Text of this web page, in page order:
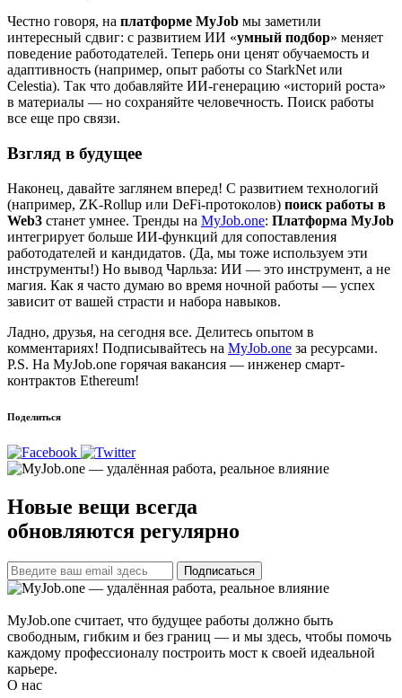
Честно говоря, на платформе MyJob мы заметили
интересный сдвиг: с развитием ИИ «умный подбор» меняет
поведение работодателей. Теперь они ценят обучаемость и
адаптивность (например, опыт работы со StarkNet или
Celestia). Так что добавляйте ИИ-генерацию «историй роста»
в материалы — но сохраняйте человечность. Поиск работы
все еще про связи.
Взгляд в будущее
Наконец, давайте заглянем вперед! С развитием технологий
(например, ZK-Rollup или DeFi-протоколов) поиск работы в
Web3 станет умнее. Тренды на MyJob.one: Платформа MyJob
интегрирует больше ИИ-функций для сопоставления
работодателей и кандидатов. (Да, мы тоже используем эти
инструменты!) Но вывод Чарльза: ИИ — это инструмент, а не
магия. Как я часто думаю во время ночной работы — успех
зависит от вашей страсти и набора навыков.
Ладно, друзья, на сегодня все. Делитесь опытом в
комментариях! Подписывайтесь на MyJob.one за ресурсами.
P.S. На MyJob.one горячая вакансия — инженер смарт-
контрактов Ethereum!
Поделиться
Новые вещи всегда
обновляются регулярно
Подписаться
MyJob.one считает, что будущее работы должно быть
свободным, гибким и без границ — и мы здесь, чтобы помочь
каждому профессионалу построить мост к своей идеальной
карьере.
О нас